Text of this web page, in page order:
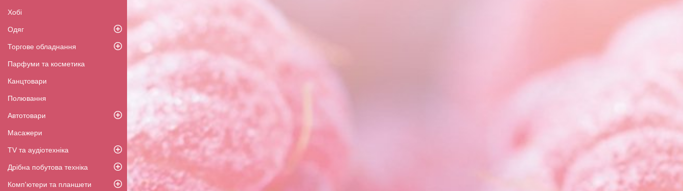
Хобі
Одяг
Торгове обладнання
Парфуми та косметика
Канцтовари
Полювання
Автотовари
Масажери
TV та аудіотехніка
Дрібна побутова техніка
Комп'ютери та планшети